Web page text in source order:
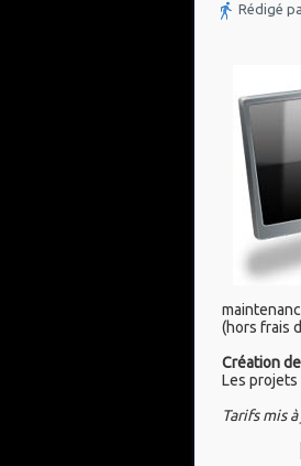
Rédigé
(hors frais
Création
Les
Tarifs mis